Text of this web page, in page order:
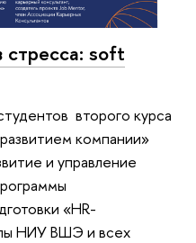
стресса: soft
второго курса
компании»
и управление
«HR-
НИУ ВШЭ и всех